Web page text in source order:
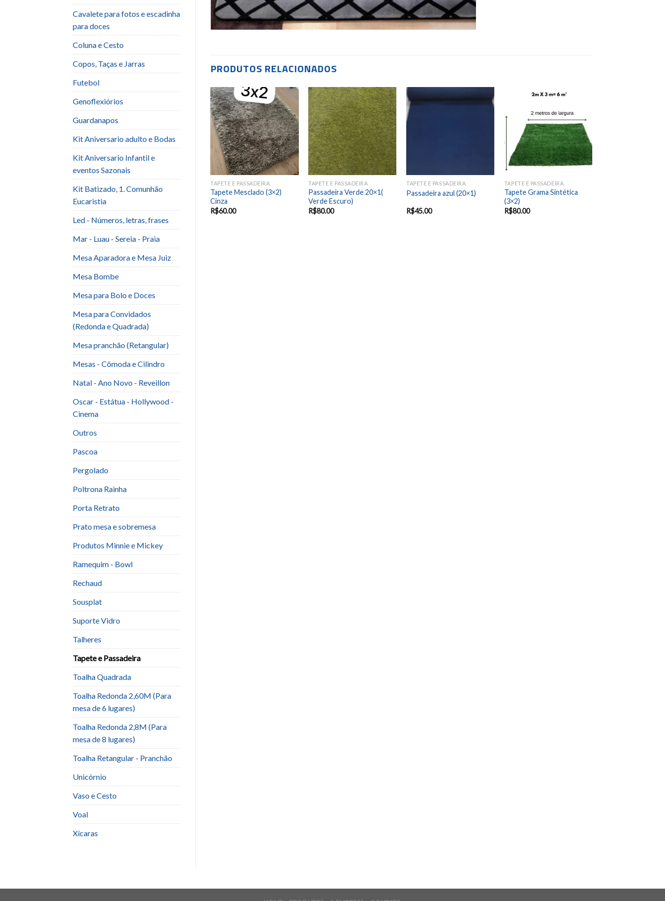
Cavalete para fotos e escadinha
para doces
Coluna e Cesto
Copos, Taças e Jarras
Futebol
Genoflexiórios
Guardanapos
Kit Aniversario adulto e Bodas
Kit Aniversario Infantil e
eventos Sazonais
Kit Batizado, 1. Comunhão
Eucaristia
Led - Números, letras, frases
Mar - Luau - Sereia - Praia
Mesa Aparadora e Mesa Juiz
Mesa Bombe
Mesa para Bolo e Doces
Mesa para Convidados
(Redonda e Quadrada)
Mesa pranchão (Retangular)
Mesas - Cômoda e Cilindro
Natal - Ano Novo - Reveillon
Oscar - Estátua - Hollywood -
Cinema
Outros
Pascoa
Pergolado
Poltrona Rainha
Porta Retrato
Prato mesa e sobremesa
Produtos Minnie e Mickey
Ramequim - Bowl
Rechaud
Sousplat
Suporte Vidro
Talheres
Tapete e Passadeira
Toalha Quadrada
Toalha Redonda 2,60M (Para
mesa de 6 lugares)
Toalha Redonda 2,8M (Para
mesa de 8 lugares)
Toalha Retangular - Pranchão
Unicórnio
Vaso e Cesto
Voal
Xícaras
PRODUTOS RELACIONADOS
Add to
wishlist
TAPETE E PASSADEIRA
Tapete Mesclado (3×2)
Cinza
R$60.00
Add to
wishlist
TAPETE E PASSADEIRA
Passadeira Verde 20×1(
Verde Escuro)
R$80.00
TAPETE E PASSADEIRA
Passadeira azul (20×1)
R$45.00
Add to
wishlist
TAPETE E PASSADEIRA
Tapete Grama Sintética
(3×2)
R$80.00
wishlist
Tapete ( Sisal ) (Cor Fendi) Tapete Lona Praia 3×2